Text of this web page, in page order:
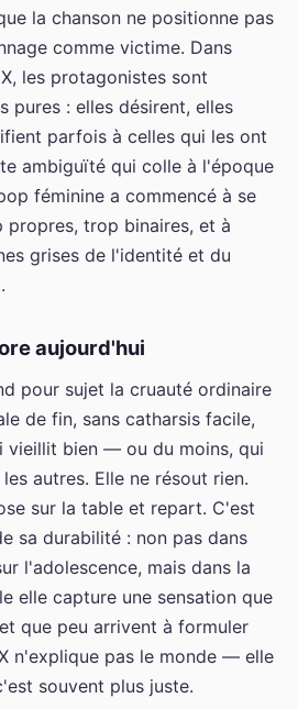
la chanson ne positionne pas
comme victime. Dans
les protagonistes sont
pures : elles désirent, elles
parfois à celles qui les ont
ambiguïté qui colle à l'époque
féminine a commencé à se
trop binaires, et à
grises de l'identité et du
aujourd'hui
pour sujet la cruauté ordinaire
de fin, sans catharsis facile,
vieillit bien — ou du moins, qui
autres. Elle ne résout rien.
sur la table et repart. C'est
sa durabilité : non pas dans
l'adolescence, mais dans la
elle capture une sensation que
que peu arrivent à formuler
n'explique pas le monde — elle
souvent plus juste.